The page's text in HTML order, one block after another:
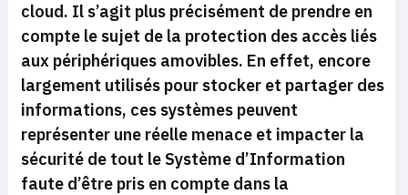
cloud. Il s’agit plus précisément de prendre en
compte le sujet de la protection des accès liés
aux périphériques amovibles. En effet, encore
largement utilisés pour stocker et partager des
informations, ces systèmes peuvent
représenter une réelle menace et impacter la
sécurité de tout le Système d’Information
faute d’être pris en compte dans la